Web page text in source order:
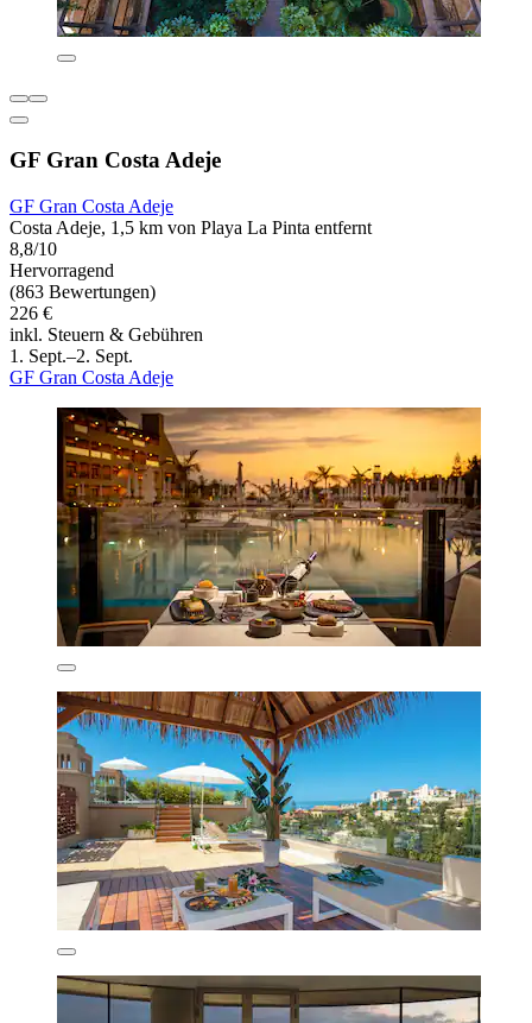
GF Gran Costa Adeje
GF Gran Costa Adeje
Costa Adeje, 1,5 km von Playa La Pinta entfernt
8,8/10
Hervorragend
(863 Bewertungen)
226 €
inkl. Steuern & Gebühren
1. Sept.–2. Sept.
GF Gran Costa Adeje